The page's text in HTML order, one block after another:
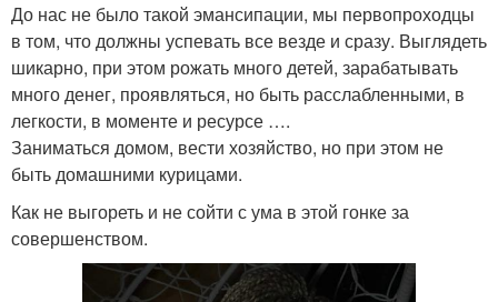
До нас не было такой эмансипации, мы первопроходцы
в том, что должны успевать все везде и сразу. Выглядеть
шикарно, при этом рожать много детей, зарабатывать
много денег, проявляться, но быть расслабленными, в
легкости, в моменте и ресурсе ….
Заниматься домом, вести хозяйство, но при этом не
быть домашними курицами.
Как не выгореть и не сойти с ума в этой гонке за
совершенством.